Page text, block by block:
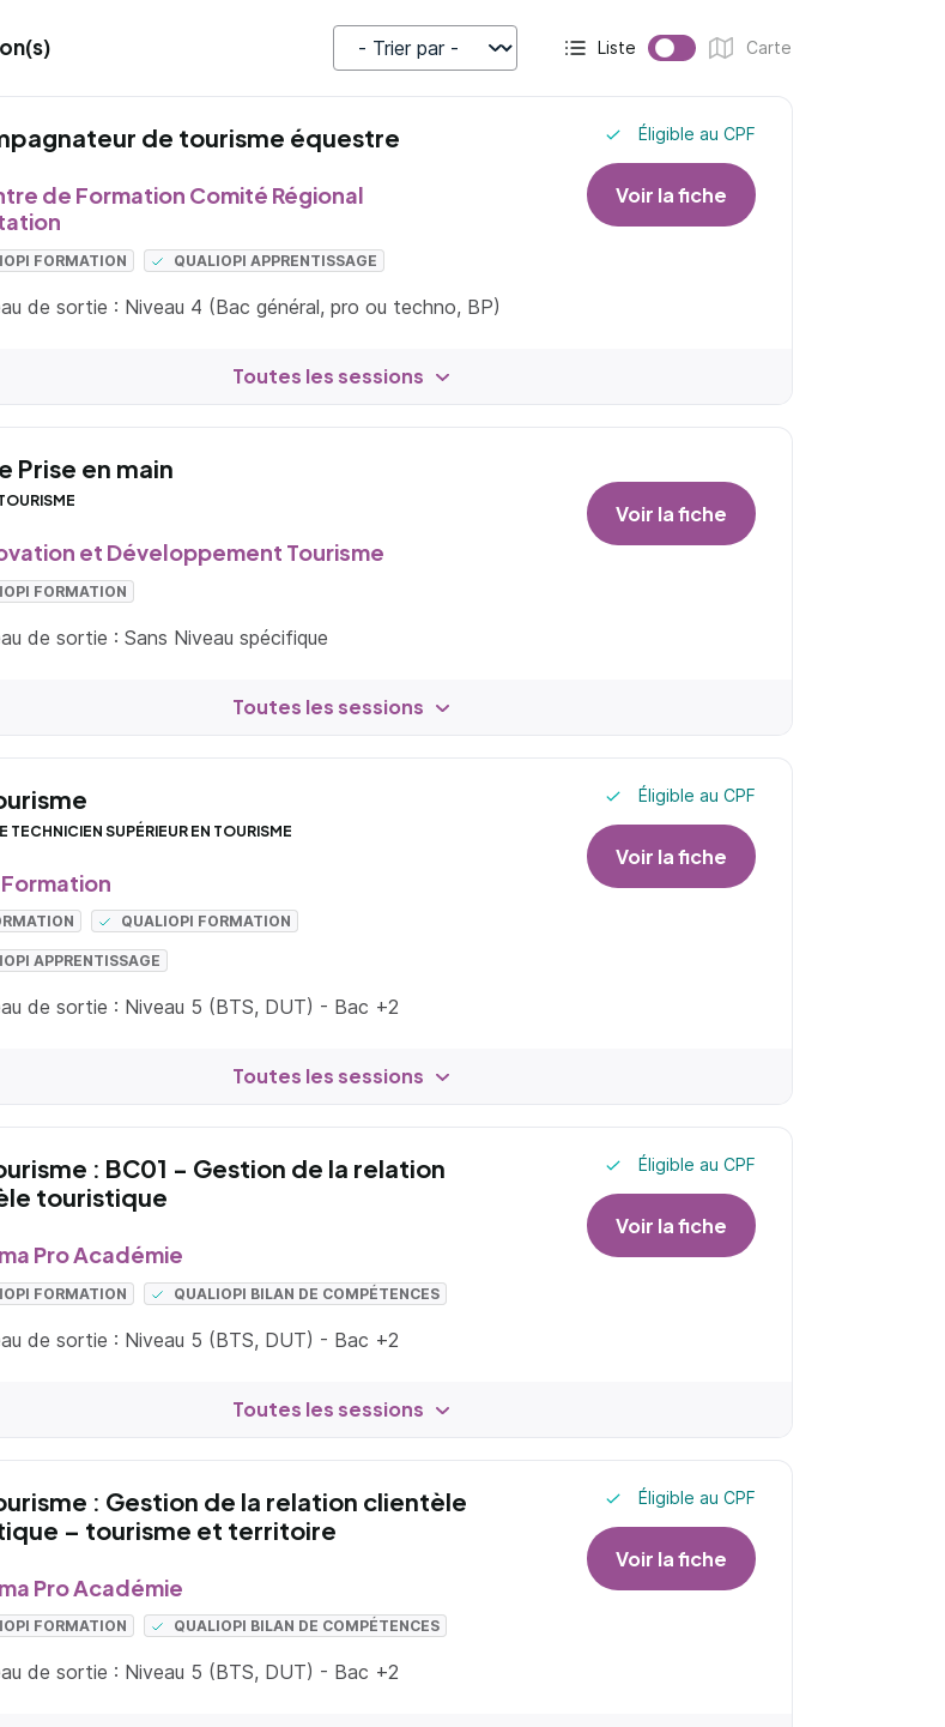
Trier par Affichage actif :
Liste
Affichage :
Carte
de tourisme équestre
de Formation Comité Régional
FORMATION QUALIOPI APPRENTISSAGE
de sortie : Niveau 4 (Bac général, pro ou techno, BP)
Éligible au CPF
Voir la fiche
Toutes les sessions
Prise en main
et Développement Tourisme
FORMATION
de sortie : Sans Niveau spécifique
Voir la fiche
Toutes les sessions
TECHNICIEN SUPÉRIEUR EN TOURISME
Formation
QUALIOPI FORMATION
APPRENTISSAGE
de sortie : Niveau 5 (BTS, DUT) - Bac +2
Éligible au CPF
Voir la fiche
Toutes les sessions
: BC01 - Gestion de la relation
touristique
Pro Académie
FORMATION QUALIOPI BILAN DE COMPÉTENCES
de sortie : Niveau 5 (BTS, DUT) - Bac +2
Éligible au CPF
Voir la fiche
Toutes les sessions
: Gestion de la relation clientèle
– tourisme et territoire
Pro Académie
FORMATION QUALIOPI BILAN DE COMPÉTENCES
de sortie : Niveau 5 (BTS, DUT) - Bac +2
Éligible au CPF
Voir la fiche